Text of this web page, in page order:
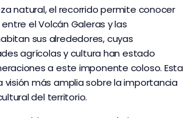
natural, el recorrido permite conocer
el Volcán Galeras y las
sus alrededores, cuyas
agrícolas y cultura han estado
a este imponente coloso. Esta
visión más amplia sobre la importancia
del territorio.